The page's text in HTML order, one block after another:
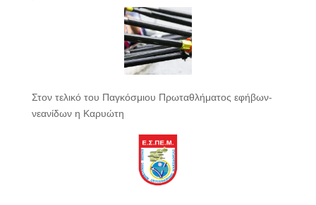
Στον τελικό του Παγκόσμιου Πρωταθλήματος εφήβων-
νεανίδων η Καρυώτη